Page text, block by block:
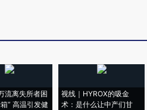
流离失所者困
” 高温引发健
视线｜HYROX的吸金
术：是什么让中产们甘